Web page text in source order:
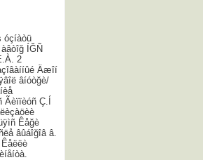
óçíàòü
ÍĞÑ
2
Äæîí
âíóòğè/
Ç.Í
Êåğè
âûáîğîâ â.